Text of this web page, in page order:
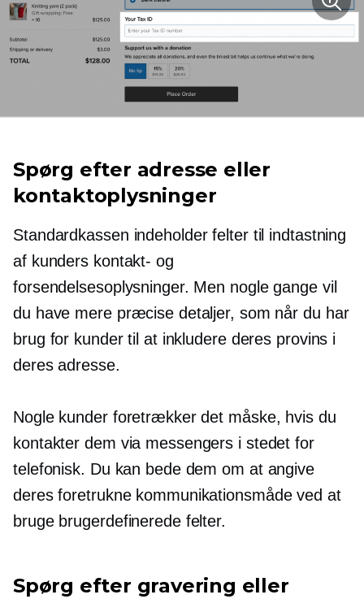
Spørg efter adresse eller
kontaktoplysninger
Standardkassen indeholder felter til indtastning
af kunders kontakt- og
forsendelsesoplysninger. Men nogle gange vil
du have mere præcise detaljer, som når du har
brug for kunder til at inkludere deres provins i
deres adresse.
Nogle kunder foretrækker det måske, hvis du
kontakter dem via messengers i stedet for
telefonisk. Du kan bede dem om at angive
deres foretrukne kommunikationsmåde ved at
bruge brugerdefinerede felter.
Spørg efter gravering eller